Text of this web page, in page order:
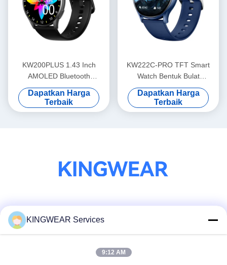
KW200PLUS 1.43 Inch
AMOLED Bluetooth
Menelpon Smartwatch IP68
Waterproof
Dapatkan Harga
Terbaik
KW222C-PRO TFT Smart
Watch Bentuk Bulat
Smartwatch Dengan Fungsi
Panggilan
Dapatkan Harga
Terbaik
Kontak Cepat
KINGWEAR Services
9:12 AM